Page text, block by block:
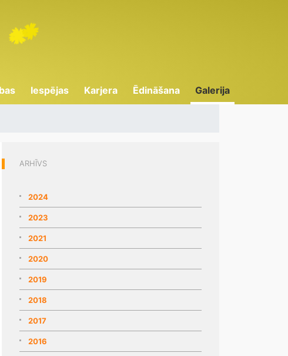
Iespējas Karjera Ēdināšana Galerija
ARHĪVS
2024
2023
2021
2020
2019
2018
2017
2016